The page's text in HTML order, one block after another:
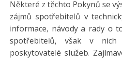
Některé z těchto Pokynů se
zájmů spotřebitelů v
informace, návody a rady o
spotřebitelů, však v
poskytovatelé služeb.